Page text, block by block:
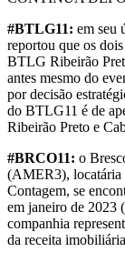
#BTLG11: em seu
reportou que os
BTLG Ribeirão
antes mesmo do
por decisão
do BTLG11 é de
Ribeirão Preto e
#BRCO11: o
(AMER3), locatária
Contagem, se
em janeiro de 2023
companhia
da receita